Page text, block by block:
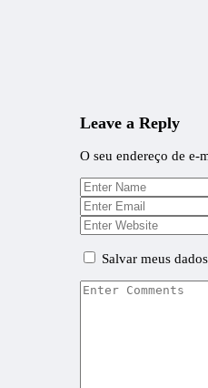
Leave a Reply
O seu endereço de e-
Salvar meus